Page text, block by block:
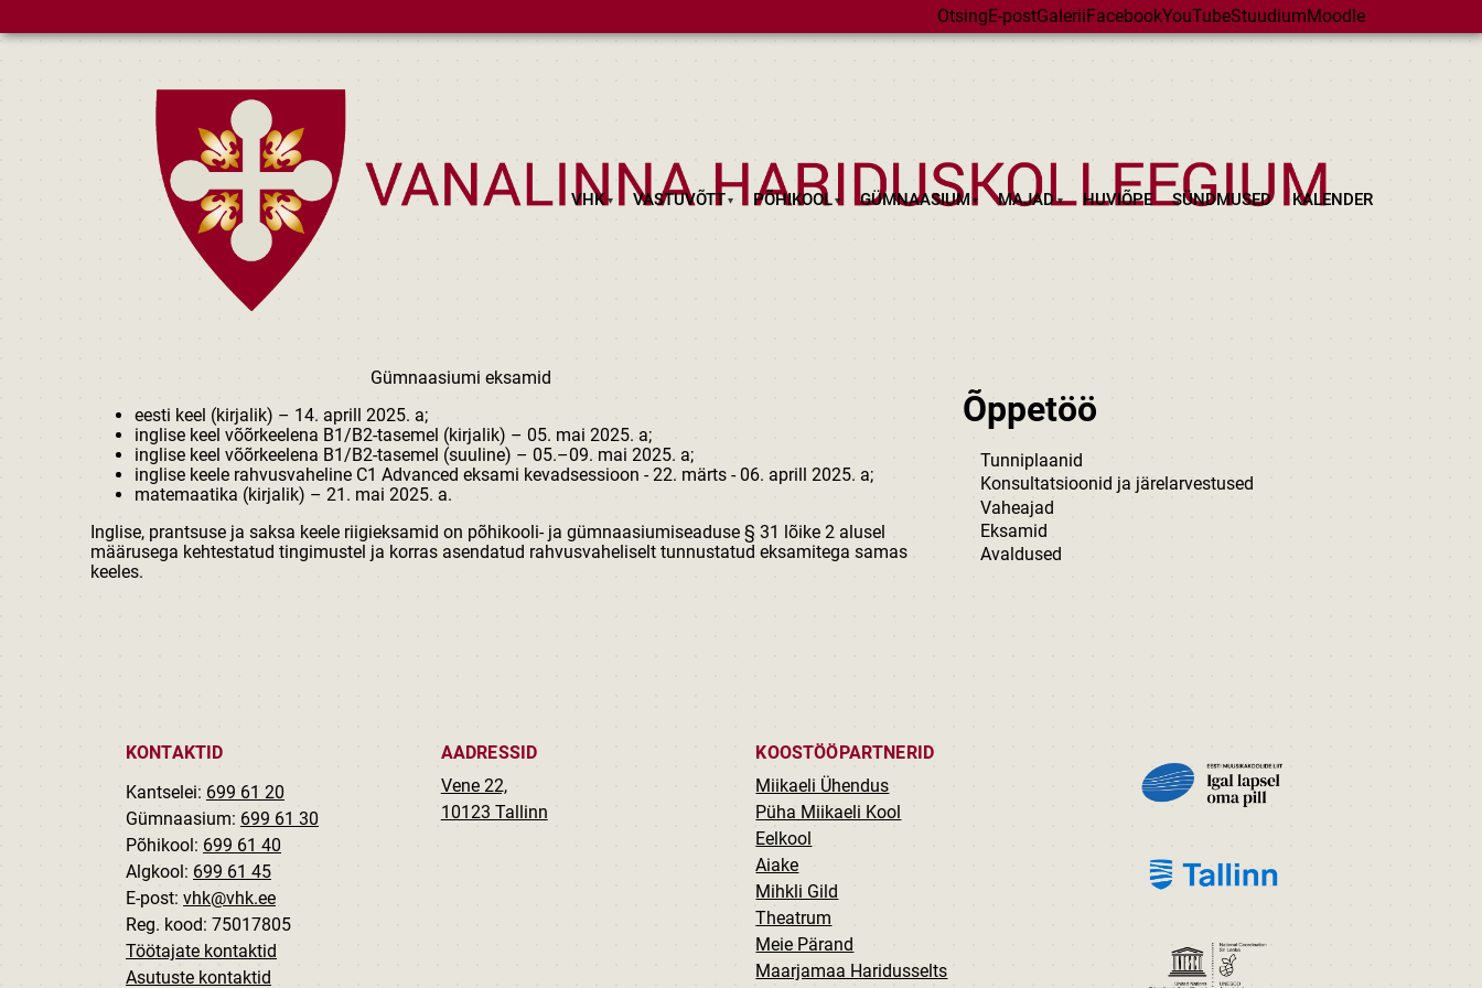
OtsingE-postGaleriiFacebookYouTubeStuudiumMoodle
VHK VASTUVÕTT PÕHIKOOL GÜMNAASIUM MAJAD HUVIÕPE SÜNDMUSED KALENDER
Gümnaasiumi eksamid
eesti keel (kirjalik) – 14. aprill 2025. a;
inglise keel võõrkeelena B1/B2-tasemel (kirjalik) – 05. mai 2025. a;
inglise keel võõrkeelena B1/B2-tasemel (suuline) – 05.–09. mai 2025. a;
inglise keele rahvusvaheline C1 Advanced eksami kevadsessioon - 22. märts - 06. aprill 2025. a;
matemaatika (kirjalik) – 21. mai 2025. a.
Inglise, prantsuse ja saksa keele riigieksamid on põhikooli- ja gümnaasiumiseaduse § 31 lõike 2 alusel
määrusega kehtestatud tingimustel ja korras asendatud rahvusvaheliselt tunnustatud eksamitega samas
keeles.
Õppetöö
Tunniplaanid
Konsultatsioonid ja järelarvestused
Vaheajad
Eksamid
Avaldused
KONTAKTID
Kantselei: 699 61 20
Gümnaasium: 699 61 30
Põhikool: 699 61 40
Algkool: 699 61 45
E-post: vhk@vhk.ee
Reg. kood: 75017805
Töötajate kontaktid
Asutuste kontaktid
AADRESSID
Vene 22,
10123 Tallinn
KOOSTÖÖPARTNERID
Miikaeli Ühendus
Püha Miikaeli Kool
Eelkool
Aiake
Mihkli Gild
Theatrum
Meie Pärand
Maarjamaa Haridusselts
PILT
PILT
PILT